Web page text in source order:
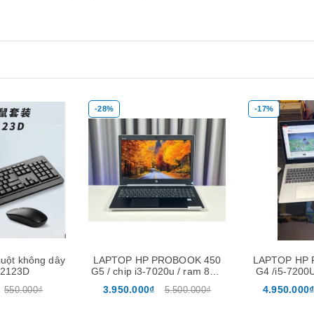
Xem nhanh Xem nhanh
450
/ ram 8Gb
5.500.000₫
-17%
LAPTOP HP PROBOOK 650
G4 /i5-7200U /8Gb /256Gb
4.950.000₫ 5.999.000₫
-10%
Bộ Phát
Wi-Fi 6
890.000₫